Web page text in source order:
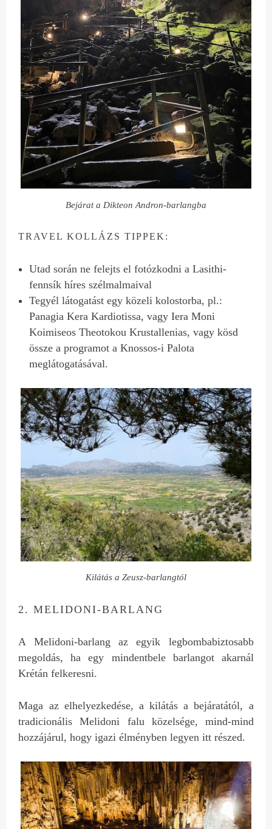
Bejárat a Dikteon Andron-barlangba
TRAVEL KOLLÁZS TIPPEK:
Utad során ne felejts el fotózkodni a Lasithi-
fennsík híres szélmalmaival
Tegyél látogatást egy közeli kolostorba, pl.:
Panagia Kera Kardiotissa, vagy Iera Moni
Koimiseos Theotokou Krustallenias, vagy kösd
össze a programot a Knossos-i Palota
meglátogatásával.
Kilátás a Zeusz-barlangtól
2. MELIDONI-BARLANG
A Melidoni-barlang az egyik legbombabiztosabb
megoldás, ha egy mindentbele barlangot akarnál
Krétán felkeresni.
Maga az elhelyezkedése, a kilátás a bejáratától, a
tradicionális Melidoni falu közelsége, mind-mind
hozzájárul, hogy igazi élményben legyen itt részed.